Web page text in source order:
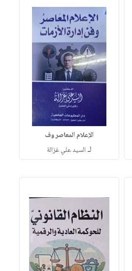
الإعلام المعاصر وف
لـ السيد علي غزالة